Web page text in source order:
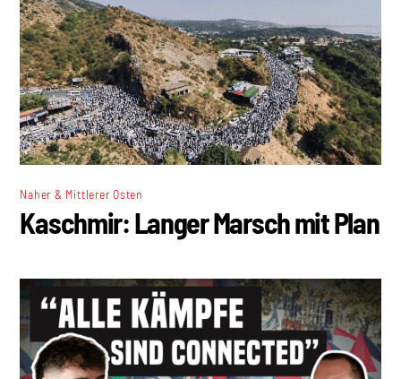
Naher & Mittlerer Osten
Kaschmir: Langer Marsch mit Plan